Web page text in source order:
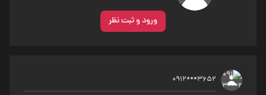
ورود و ثبت نظر
0912***3652